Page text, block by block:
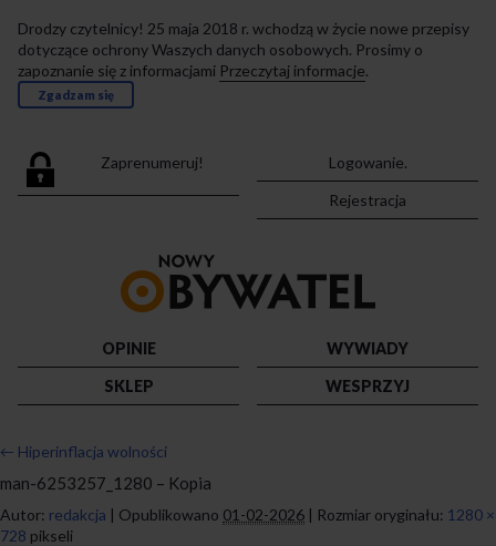
Drodzy czytelnicy! 25 maja 2018 r. wchodzą w życie nowe przepisy
dotyczące ochrony Waszych danych osobowych. Prosimy o
zapoznanie się z informacjami Przeczytaj informacje.
Zgadzam się
Zaprenumeruj!
Logowanie.
Rejestracja
strony
OPINIE
WYWIADY
SKLEP
WESPRZYJ
← Hiperinflacja wolności
man-6253257_1280 – Kopia
Autor: redakcja | Opublikowano 01-02-2026 | Rozmiar oryginału: 1280 ×
728 pikseli